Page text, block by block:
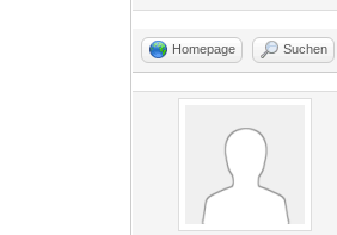
Homepage Suchen